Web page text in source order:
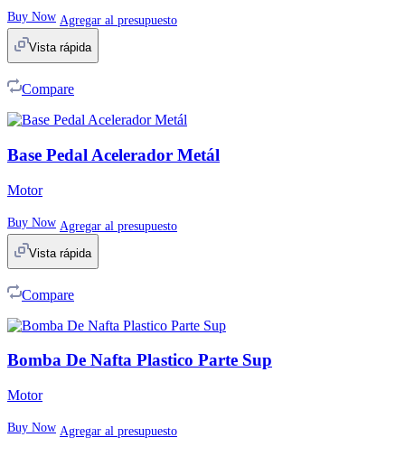
Buy Now Agregar al presupuesto
Vista rápida
Compare
Base Pedal Acelerador Metál
Motor
Buy Now Agregar al presupuesto
Vista rápida
Compare
Bomba De Nafta Plastico Parte Sup
Motor
Buy Now Agregar al presupuesto